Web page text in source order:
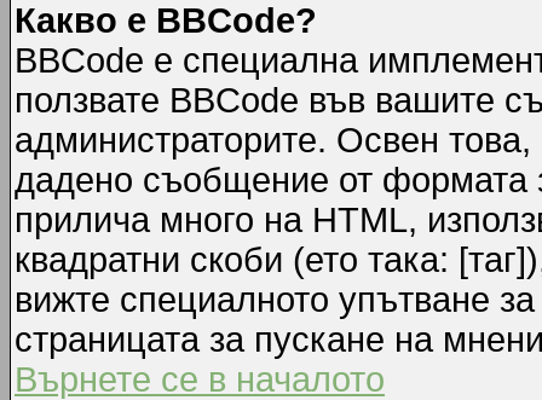
Какво е BBCode?
BBCode е специална
ползвате BBCode във вашите
администраторите. Освен
дадено съобщение от формата
прилича много на HTML,
квадратни скоби (ето така:
вижте специалното упътване
страницата за пускане на
Върнете се в началото